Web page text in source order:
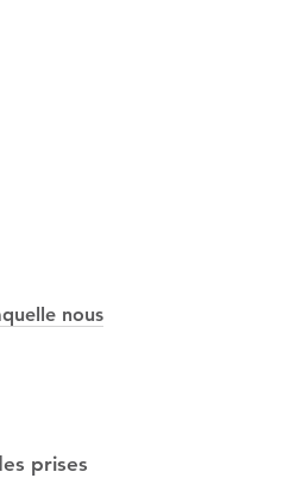
nous
prises